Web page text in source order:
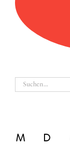
Suche
M D